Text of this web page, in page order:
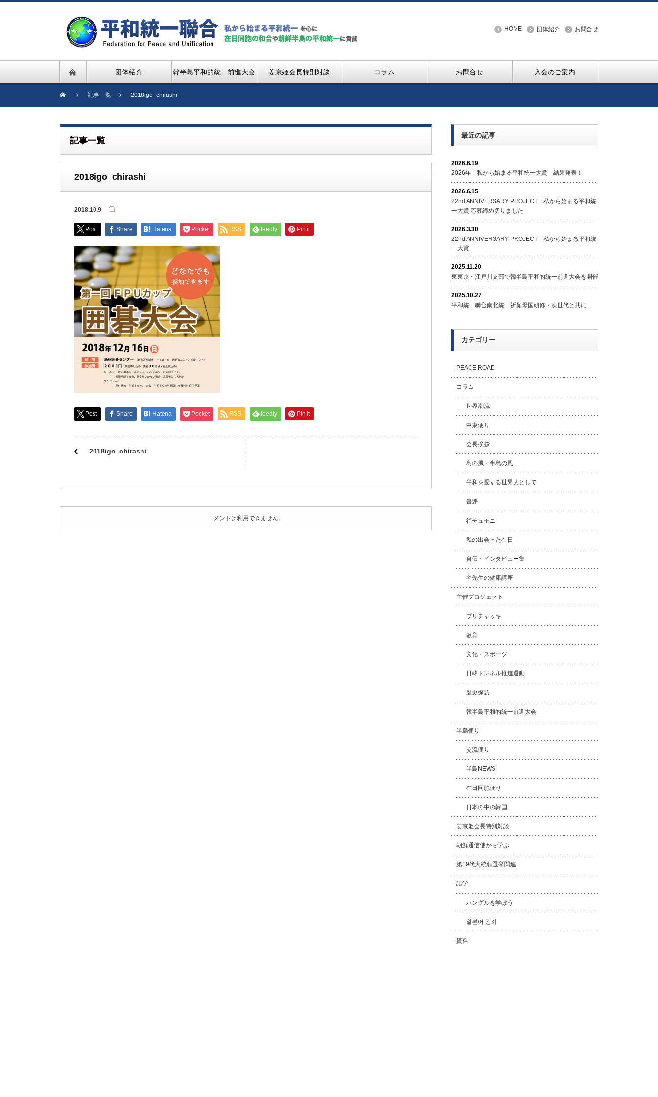
HOME 団体紹介 お問合せ
団体紹介 韓半島平和的統一前進大会 姜京姫会長特別対談 コラム お問合せ 入会のご案内
記事一覧 2018igo_chirashi
記事一覧
2018igo_chirashi
2018.10.9
Post Share Hatena Pocket RSS feedly Pin it
Post Share Hatena Pocket RSS feedly Pin it
2018igo_chirashi
コメントは利用できません。
最近の記事
2026.6.19
2026年 私から始まる平和統一大賞 結果発表！
2026.6.15
22nd ANNIVERSARY PROJECT 私から始まる平和統
一大賞 応募締め切りました
2026.3.30
22nd ANNIVERSARY PROJECT 私から始まる平和統
一大賞
2025.11.20
東東京・江戸川支部で韓半島平和的統一前進大会を開催
2025.10.27
平和統一聯合南北統一祈願母国研修・次世代と共に
カテゴリー
PEACE ROAD
コラム
世界潮流
中東便り
会長挨拶
島の風・半島の風
平和を愛する世界人として
書評
福チュモニ
私の出会った在日
自伝・インタビュー集
谷先生の健康講座
主催プロジェクト
プリチャッキ
教育
文化・スポーツ
日韓トンネル推進運動
歴史探訪
韓半島平和的統一前進大会
半島便り
交流便り
半島NEWS
在日同胞便り
日本の中の韓国
姜京姫会長特別対談
朝鮮通信使から学ぶ
第19代大統領選挙関連
語学
ハングルを学ぼう
일본어 강좌
資料